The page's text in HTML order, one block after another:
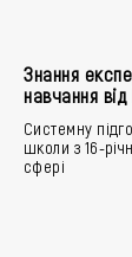
Знання
навчання від
Системну
школи з 16-
сфері